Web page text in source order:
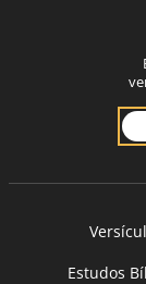
Estudos